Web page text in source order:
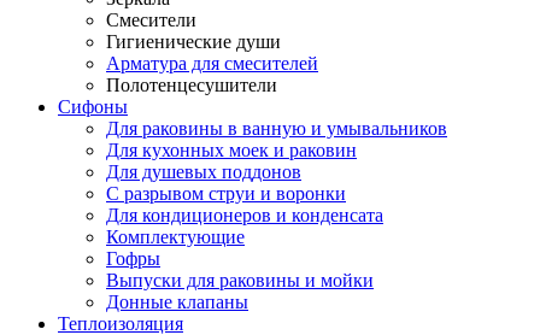
Смесители
Гигиенические души
Арматура для смесителей
Полотенцесушители
Сифоны
Для раковины в ванную и умывальников
Для кухонных моек и раковин
Для душевых поддонов
С разрывом струи и воронки
Для кондиционеров и конденсата
Комплектующие
Гофры
Выпуски для раковины и мойки
Донные клапаны
Теплоизоляция